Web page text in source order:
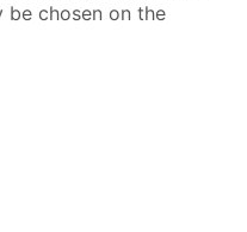
be chosen on the